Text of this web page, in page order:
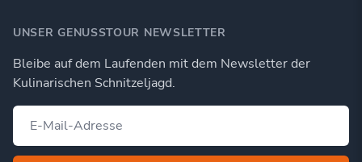
UNSER GENUSSTOUR NEWSLETTER
Bleibe auf dem Laufenden mit dem Newsletter der
Kulinarischen Schnitzeljagd.